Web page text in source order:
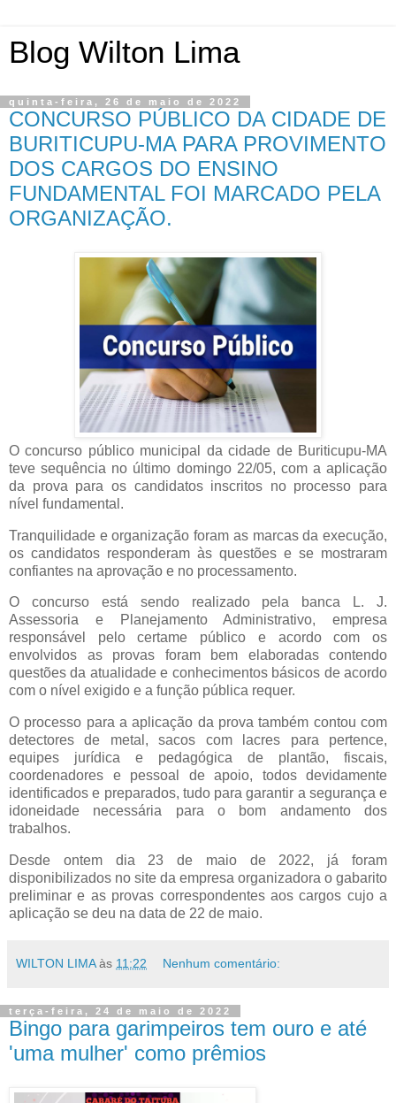
Blog Wilton Lima
quinta-feira, 26 de maio de 2022
CONCURSO PÚBLICO DA CIDADE DE
BURITICUPU-MA PARA PROVIMENTO
DOS CARGOS DO ENSINO
FUNDAMENTAL FOI MARCADO PELA
ORGANIZAÇÃO.
​O concurso público municipal da cidade de Buriticupu-MA
teve sequência no último domingo 22/05, com a aplicação
da prova para os candidatos inscritos no processo para
nível fundamental.
​Tranquilidade e organização foram as marcas da execução,
os candidatos responderam às questões e se mostraram
confiantes na aprovação e no processamento.
​O concurso está sendo realizado pela banca L. J.
Assessoria e Planejamento Administrativo, empresa
responsável pelo certame público e acordo com os
envolvidos as provas foram bem elaboradas contendo
questões da atualidade e conhecimentos básicos de acordo
com o nível exigido e a função pública requer.
​O processo para a aplicação da prova também contou com
detectores de metal, sacos com lacres para pertence,
equipes jurídica e pedagógica de plantão, fiscais,
coordenadores e pessoal de apoio, todos devidamente
identificados e preparados, tudo para garantir a segurança e
idoneidade necessária para o bom andamento dos
trabalhos.
​Desde ontem dia 23 de maio de 2022, já foram
disponibilizados no site da empresa organizadora o gabarito
preliminar e as provas correspondentes aos cargos cujo a
aplicação se deu na data de 22 de maio.
WILTON LIMA às 11:22 Nenhum comentário:
terça-feira, 24 de maio de 2022
Bingo para garimpeiros tem ouro e até
'uma mulher' como prêmios